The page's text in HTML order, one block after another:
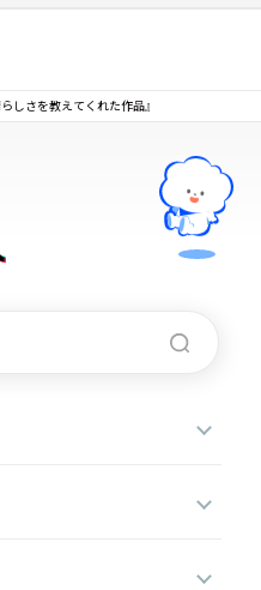
しさを教えてくれた作品』